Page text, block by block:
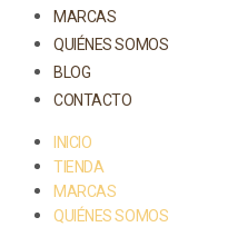
MARCAS
QUIÉNES SOMOS
BLOG
CONTACTO
INICIO
TIENDA
MARCAS
QUIÉNES SOMOS